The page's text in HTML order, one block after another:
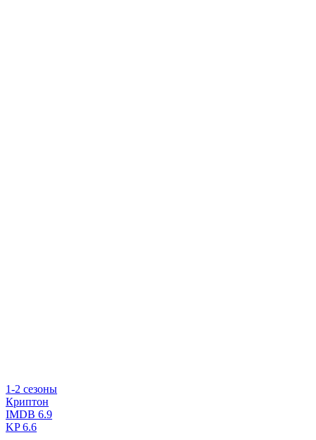
1-2 сезоны
Криптон
IMDB 6.9
KP6.6